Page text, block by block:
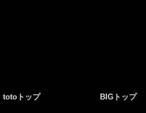
totoトップ BIGトップ